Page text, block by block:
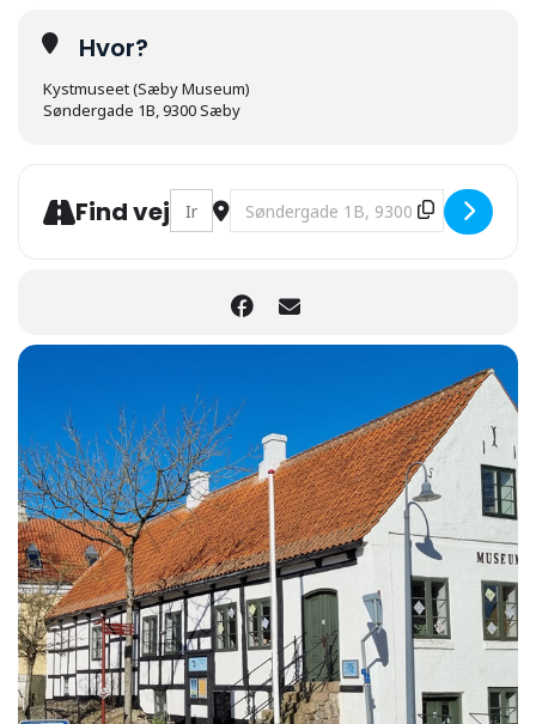
Hvor?
Kystmuseet (Sæby Museum)
Søndergade 1B, 9300 Sæby
Find vej Address - Nissen er en kunstig mand
Destination Address - Nissen er